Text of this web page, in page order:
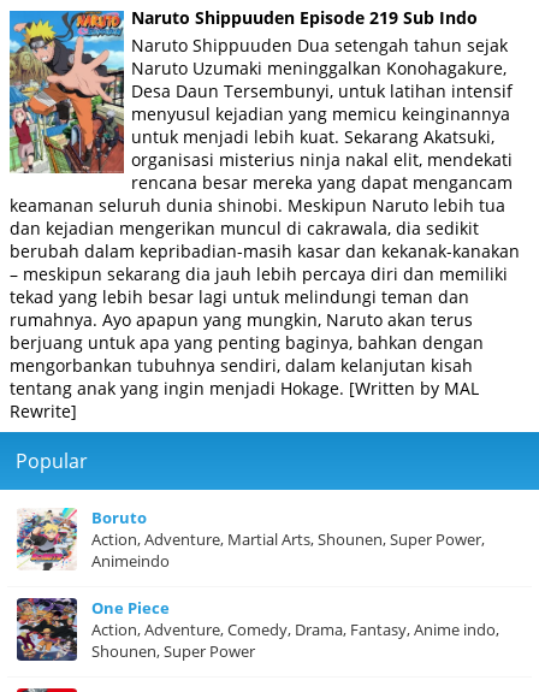
Naruto Shippuuden Episode 219 Sub Indo
Naruto Shippuuden Dua setengah tahun sejak
Naruto Uzumaki meninggalkan Konohagakure,
Desa Daun Tersembunyi, untuk latihan intensif
menyusul kejadian yang memicu keinginannya
untuk menjadi lebih kuat. Sekarang Akatsuki,
organisasi misterius ninja nakal elit, mendekati
rencana besar mereka yang dapat mengancam
keamanan seluruh dunia shinobi. Meskipun Naruto lebih tua
dan kejadian mengerikan muncul di cakrawala, dia sedikit
berubah dalam kepribadian-masih kasar dan kekanak-kanakan
– meskipun sekarang dia jauh lebih percaya diri dan memiliki
tekad yang lebih besar lagi untuk melindungi teman dan
rumahnya. Ayo apapun yang mungkin, Naruto akan terus
berjuang untuk apa yang penting baginya, bahkan dengan
mengorbankan tubuhnya sendiri, dalam kelanjutan kisah
tentang anak yang ingin menjadi Hokage. [Written by MAL
Rewrite]
Popular
Boruto
Action, Adventure, Martial Arts, Shounen, Super Power,
Animeindo
One Piece
Action, Adventure, Comedy, Drama, Fantasy, Anime indo,
Shounen, Super Power